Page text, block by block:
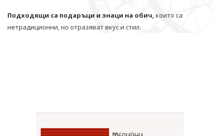
Подходящи са подаръци и знаци на обич, които са
нетрадиционни, но отразяват вкус и стил.